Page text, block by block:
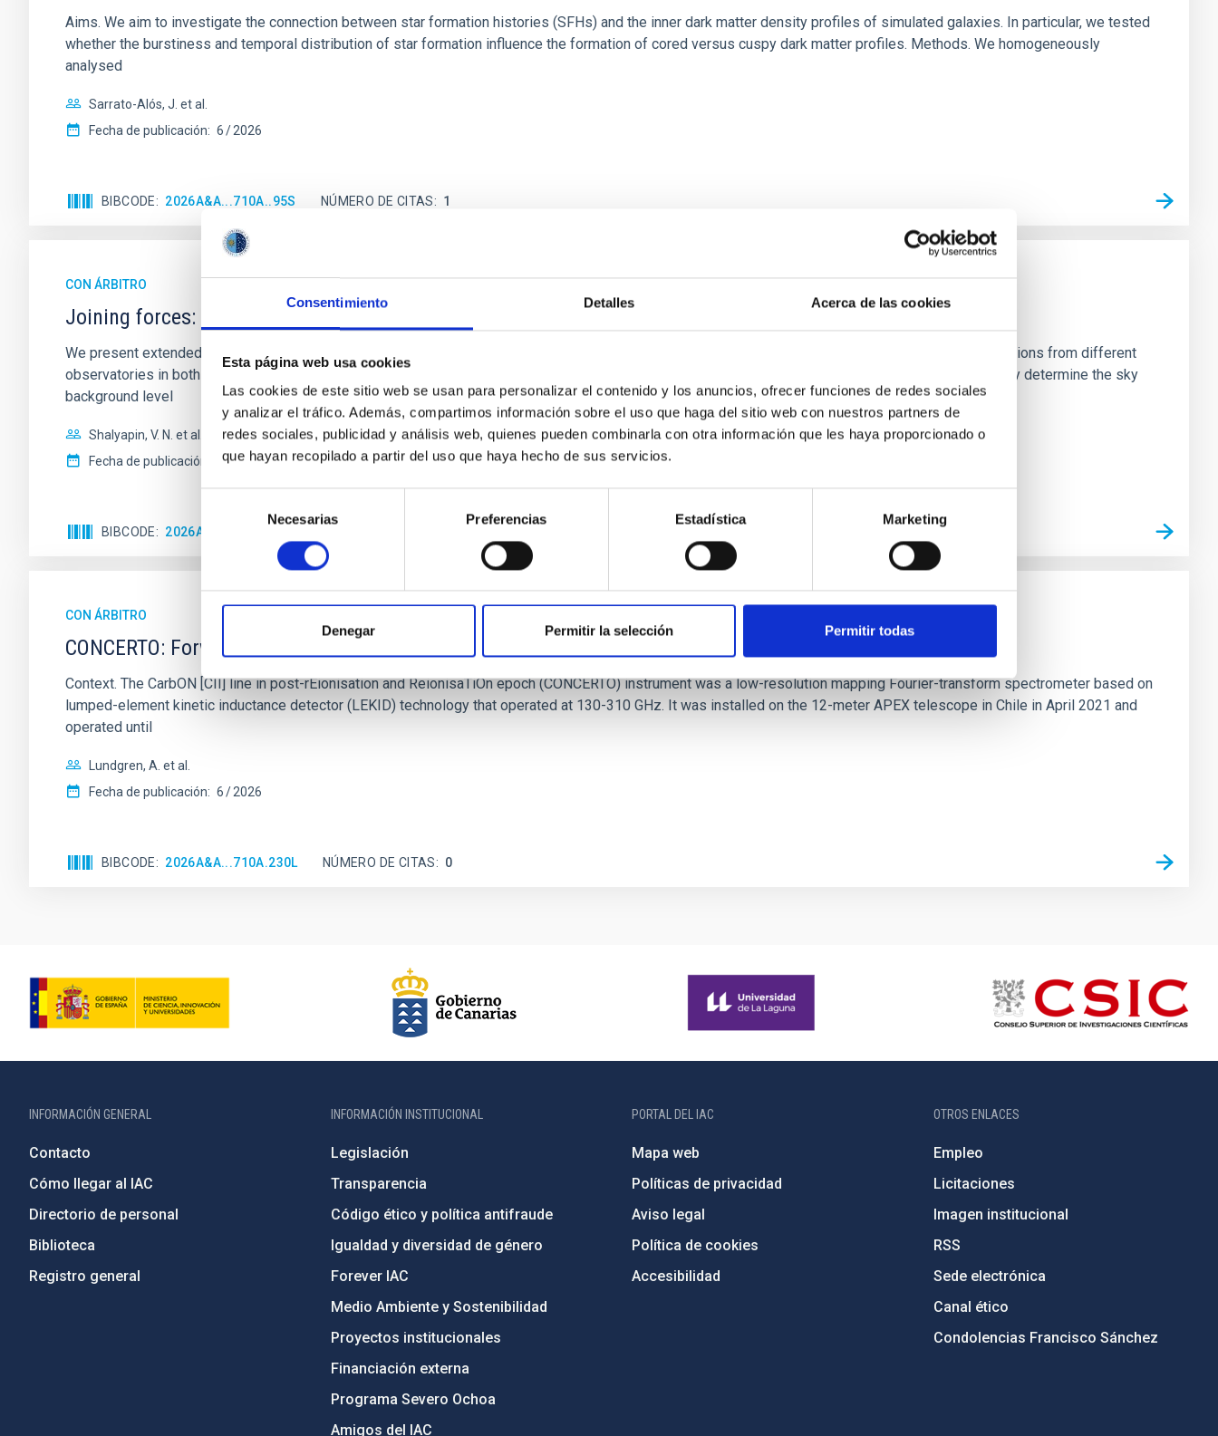
Consentimiento Detalles Acerca de las cookies
Esta página web usa cookies
Las cookies de este sitio web se usan para personalizar el contenido y los anuncios, ofrecer funciones de redes sociales
y analizar el tráfico. Además, compartimos información sobre el uso que haga del sitio web con nuestros partners de
redes sociales, publicidad y análisis web, quienes pueden combinarla con otra información que les haya proporcionado o
que hayan recopilado a partir del uso que haya hecho de sus servicios.
consentimiento
Necesarias Preferencias Estadística Marketing
Denegar Permitir la selección Permitir todas
Aims. We aim to investigate the connection between star formation histories (SFHs) and the inner dark matter density profiles of simulated galaxies. In particular, we tested
whether the burstiness and temporal distribution of star formation influence the formation of cored versus cuspy dark matter profiles. Methods. We homogeneously
analysed
Sarrato-Alós, J. et al.
Fecha de publicación: 6 2026
BIBCODE 2026A&A...710A..95S NÚMERO DE CITAS 1
CON ÁRBITRO
Joining forces: 30 years of optical monitoring of the Einstein Cross
We present extended optical monitoring of the quadruply-imaged gravitationally lensed quasar QSO 2237+0305, the Einstein Cross, including observations from different
observatories in both hemispheres and using a new photometric technique. This technique uses a region far enough from the lens system to accurately determine the sky
background level
Shalyapin, V. N. et al.
Fecha de publicación:
6 2026
BIBCODE 2026A&A...710A..70S
CON ÁRBITRO
CONCERTO: Forward modelling of interferograms for calibration
Context. The CarbON [CII] line in post-rEionisation and ReionisaTiOn epoch (CONCERTO) instrument was a low-resolution mapping Fourier-transform spectrometer based on
lumped-element kinetic inductance detector (LEKID) technology that operated at 130-310 GHz. It was installed on the 12-meter APEX telescope in Chile in April 2021 and
operated until
Lundgren, A. et al.
Fecha de publicación: 6 2026
BIBCODE 2026A&A...710A.230L NÚMERO DE CITAS 0
INFORMACIÓN GENERAL
Contacto
Cómo llegar al IAC
Directorio de personal
Biblioteca
Registro general
INFORMACIÓN INSTITUCIONAL
Legislación
Transparencia
Código ético y política antifraude
Igualdad y diversidad de género
Forever IAC
Medio Ambiente y Sostenibilidad
Proyectos institucionales
Financiación externa
Programa Severo Ochoa
Amigos del IAC
PORTAL DEL IAC
Mapa web
Políticas de privacidad
Aviso legal
Política de cookies
Accesibilidad
OTROS ENLACES
Empleo
Licitaciones
Imagen institucional
RSS
Sede electrónica
Canal ético
Condolencias Francisco Sánchez